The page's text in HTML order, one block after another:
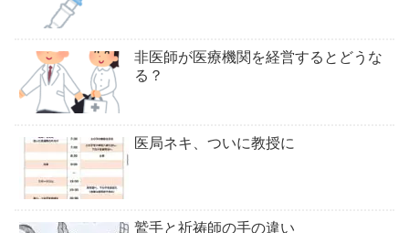
非医師が医療機関を経営するとどうな
る？
医局ネキ、ついに教授に
鷲手と祈祷師の手の違い